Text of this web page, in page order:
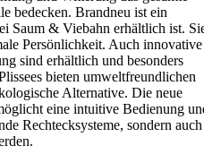
bedecken. Brandneu ist ein
Saum & Viebahn erhältlich ist.
Persönlichkeit. Auch innovative
sind erhältlich und besonders
bieten umweltfreundlichen
Alternative. Die neue
eine intuitive Bedienung
Rechtecksysteme, sondern